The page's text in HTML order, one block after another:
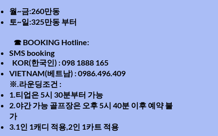
월~금:260만동
토~일:325만동 부터
☎ BOOKING Hotline:
SMS booking
KOR(한국인) : 098 1888 165
VIETNAM(베트남) : 0986.496.409
※.라운딩조건 :
1.티업은 5시 30분부터 가능
2.야간 가능 골프장은 오후 5시 40분 이후 예약 불
가
3.1인 1캐디 적용,2인 1카트 적용